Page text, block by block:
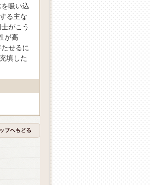
吸い込
る主な
がこう
が高
せるに
填した